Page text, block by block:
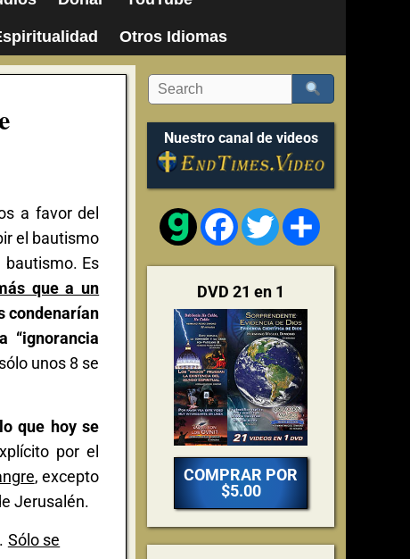
Otros Idiomas
a favor del
el bautismo
bautismo. Es
que a un
condenarían
“ignorancia
unos 8 se
que hoy se
por el
, excepto
Jerusalén.
. Sólo se
Nuestro canal de videos
FacebookTwitter
DVD 21 en 1
COMPRAR POR
$5.00